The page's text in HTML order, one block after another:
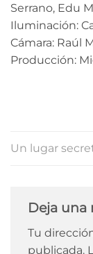
Serrano​, Edu
Iluminación:
Cámara: Raúl
Producción:
Un lugar
Deja una
Tu
publicada.